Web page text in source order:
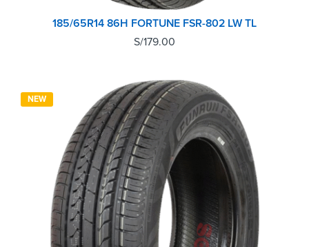
185/65R14 86H FORTUNE FSR-802 LW TL
S/179.00
NEW